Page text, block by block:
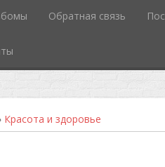
Обратная связь
Красота и здоровье